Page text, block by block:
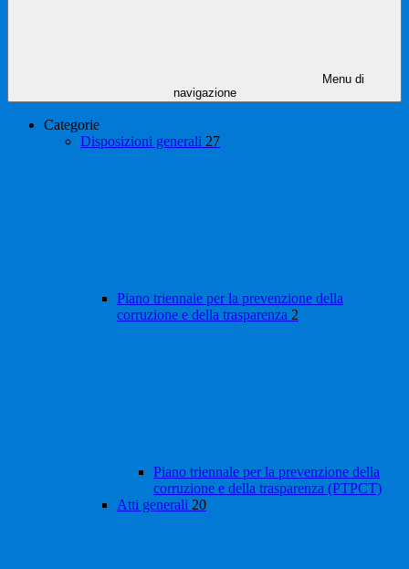
Menu di
navigazione
Categorie
Disposizioni generali 27
Piano triennale per la prevenzione della
corruzione e della trasparenza 2
Piano triennale per la prevenzione della
corruzione e della trasparenza (PTPCT)
Atti generali 20